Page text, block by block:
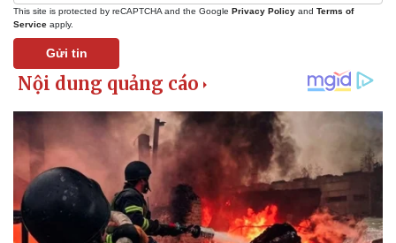
Pháp luật
Vụ án
Tư vấn luật
Phân tích
This site is protected by reCAPTCHA and the Google Privacy Policy and Terms of
Service apply.
Gửi tin